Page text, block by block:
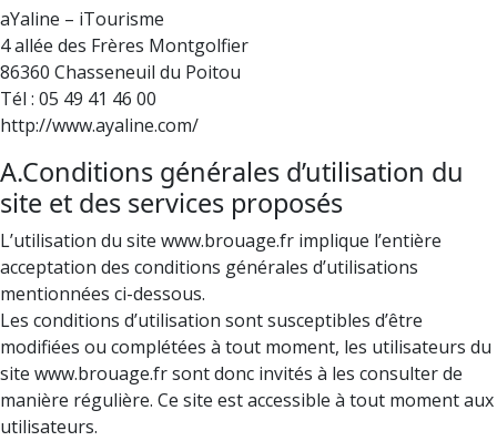
aYaline – iTourisme
4 allée des Frères Montgolfier
86360 Chasseneuil du Poitou
Tél : 05 49 41 46 00
http://www.ayaline.com/
A.Conditions générales d’utilisation du
site et des services proposés
L’utilisation du site www.brouage.fr implique l’entière
acceptation des conditions générales d’utilisations
mentionnées ci-dessous.
Les conditions d’utilisation sont susceptibles d’être
modifiées ou complétées à tout moment, les utilisateurs du
site www.brouage.fr sont donc invités à les consulter de
manière régulière. Ce site est accessible à tout moment aux
utilisateurs.